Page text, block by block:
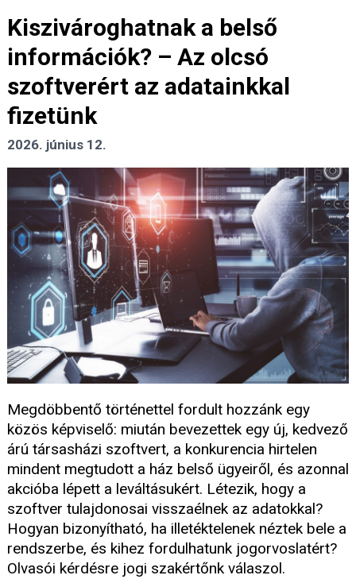
Kiszivároghatnak a belső
információk? – Az olcsó
szoftverért az adatainkkal
fizetünk
2026. június 12.
Megdöbbentő történettel fordult hozzánk egy
közös képviselő: miután bevezettek egy új, kedvező
árú társasházi szoftvert, a konkurencia hirtelen
mindent megtudott a ház belső ügyeiről, és azonnal
akcióba lépett a leváltásukért. Létezik, hogy a
szoftver tulajdonosai visszaélnek az adatokkal?
Hogyan bizonyítható, ha illetéktelenek néztek bele a
rendszerbe, és kihez fordulhatunk jogorvoslatért?
Olvasói kérdésre jogi szakértőnk válaszol.